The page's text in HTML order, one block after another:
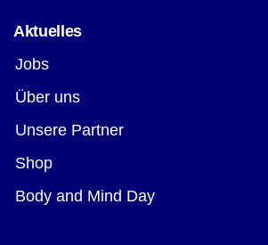
Aktuelles
Jobs
Über uns
Unsere Partner
Shop
Body and Mind Day